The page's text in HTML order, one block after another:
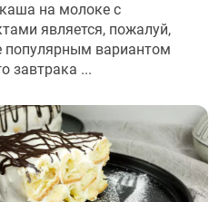
на молоке с
является, пожалуй,
популярным вариантом
завтрака ...